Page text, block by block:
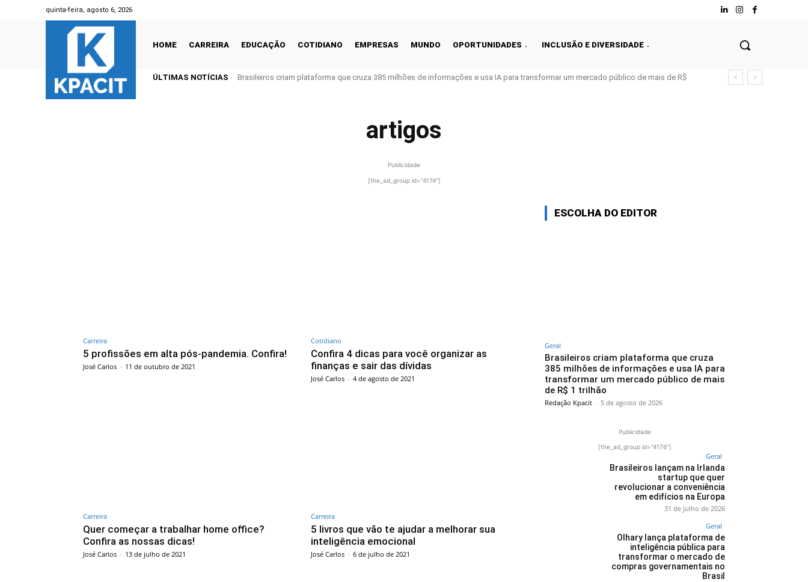
quinta-feira, agosto 6, 2026
HOME CARREIRA EDUCAÇÃO COTIDIANO EMPRESAS MUNDO OPORTUNIDADES INCLUSÃO E DIVERSIDADE
ÚLTIMAS NOTÍCIAS
Brasileiros criam plataforma que cruza 385 milhões de informações e usa IA para transformar um mercado público de mais de R$
artigos
Publicidade
[the_ad_group id="4174"]
Carreira
5 profissões em alta pós-pandemia. Confira!
José Carlos - 11 de outubro de 2021
Cotidiano
Confira 4 dicas para você organizar as
finanças e sair das dívidas
José Carlos - 4 de agosto de 2021
Carreira
Quer começar a trabalhar home office?
Confira as nossas dicas!
José Carlos - 13 de julho de 2021
Carreira
5 livros que vão te ajudar a melhorar sua
inteligência emocional
José Carlos - 6 de julho de 2021
ESCOLHA DO EDITOR
Geral
Brasileiros criam plataforma que cruza
385 milhões de informações e usa IA para
transformar um mercado público de mais
de R$ 1 trilhão
Redação Kpacit - 5 de agosto de 2026
Publicidade
[the_ad_group id="4176"]
Geral
Brasileiros lançam na Irlanda
startup que quer
revolucionar a conveniência
em edifícios na Europa
31 de julho de 2026
Geral
Olhary lança plataforma de
inteligência pública para
transformar o mercado de
compras governamentais no
Brasil